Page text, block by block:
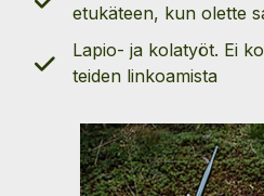
etukäteen, kun olette
Lapio- ja kolatyöt. Ei
teiden linkoamista